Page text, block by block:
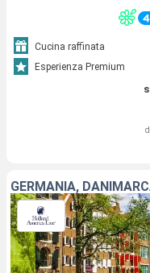
Cucina raffinata
Esperienza Premium
GERMANIA,